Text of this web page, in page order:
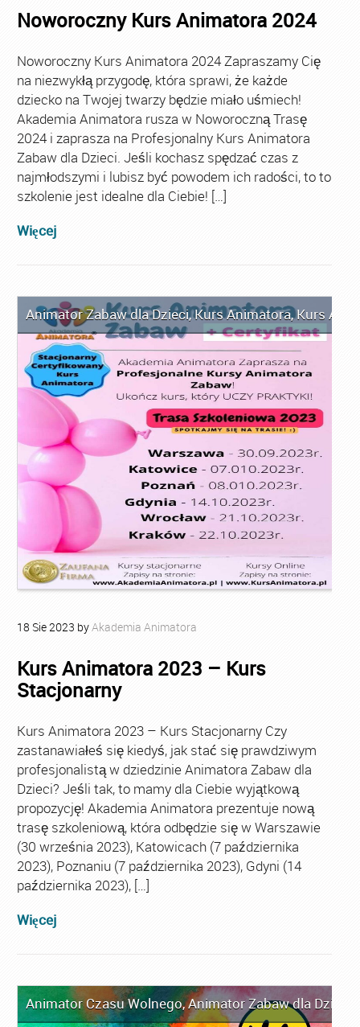
Noworoczny Kurs Animatora 2024
Noworoczny Kurs Animatora 2024 Zapraszamy Cię
na niezwykłą przygodę, która sprawi, że każde
dziecko na Twojej twarzy będzie miało uśmiech!
Akademia Animatora rusza w Noworoczną Trasę
2024 i zaprasza na Profesjonalny Kurs Animatora
Zabaw dla Dzieci. Jeśli kochasz spędzać czas z
najmłodszymi i lubisz być powodem ich radości, to to
szkolenie jest idealne dla Ciebie! […]
Więcej
Animator Zabaw dla Dzieci,Kurs Animatora,Kurs
18 Sie2023 byAkademia Animatora
Kurs Animatora 2023 – Kurs
Stacjonarny
Kurs Animatora 2023 – Kurs Stacjonarny Czy
zastanawiałeś się kiedyś, jak stać się prawdziwym
profesjonalistą w dziedzinie Animatora Zabaw dla
Dzieci? Jeśli tak, to mamy dla Ciebie wyjątkową
propozycję! Akademia Animatora prezentuje nową
trasę szkoleniową, która odbędzie się w Warszawie
(30 września 2023), Katowicach (7 października
2023), Poznaniu (7 października 2023), Gdyni (14
października 2023), […]
Więcej
Animator Czasu Wolnego,Animator Zabaw dla Dzieci